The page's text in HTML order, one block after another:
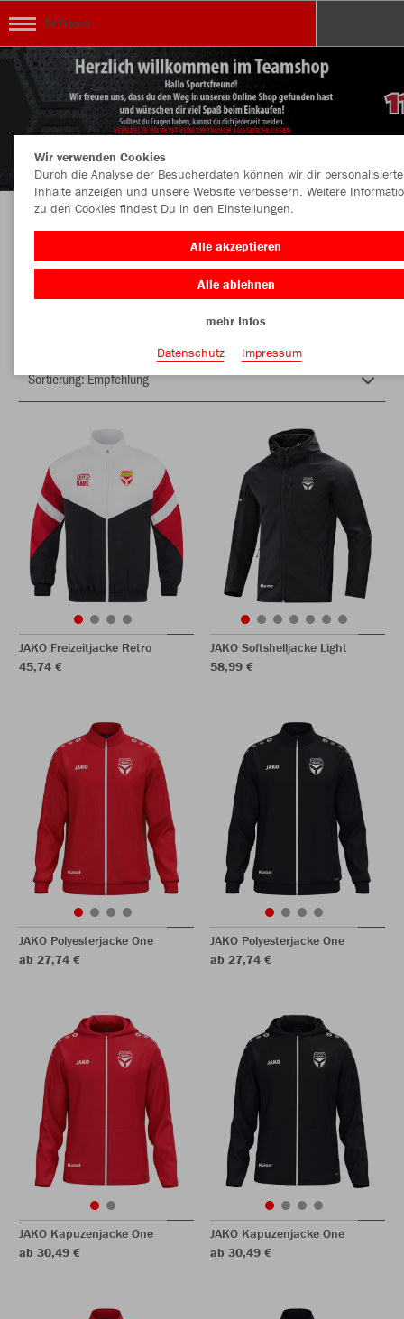
TV Eybach
Herzlich Willkommen im Teamshop TV Eybach
Farbe
JAKO Freizeitjacke Retro
45,74 €
JAKO Softshelljacke Light
58,99 €
JAKO Polyesterjacke One
ab 27,74 €
JAKO Polyesterjacke One
ab 27,74 €
JAKO Kapuzenjacke One
ab 30,49 €
JAKO Kapuzenjacke One
ab 30,49 €
Wir verwenden Cookies
Durch die Analyse der Besucherdaten können wir dir personalisierte
Inhalte anzeigen und unsere Website verbessern. Weitere
zu den Cookies findest Du in den Einstellungen.
Alle akzeptieren
Alle ablehnen
mehr Infos
Datenschutz
Impressum